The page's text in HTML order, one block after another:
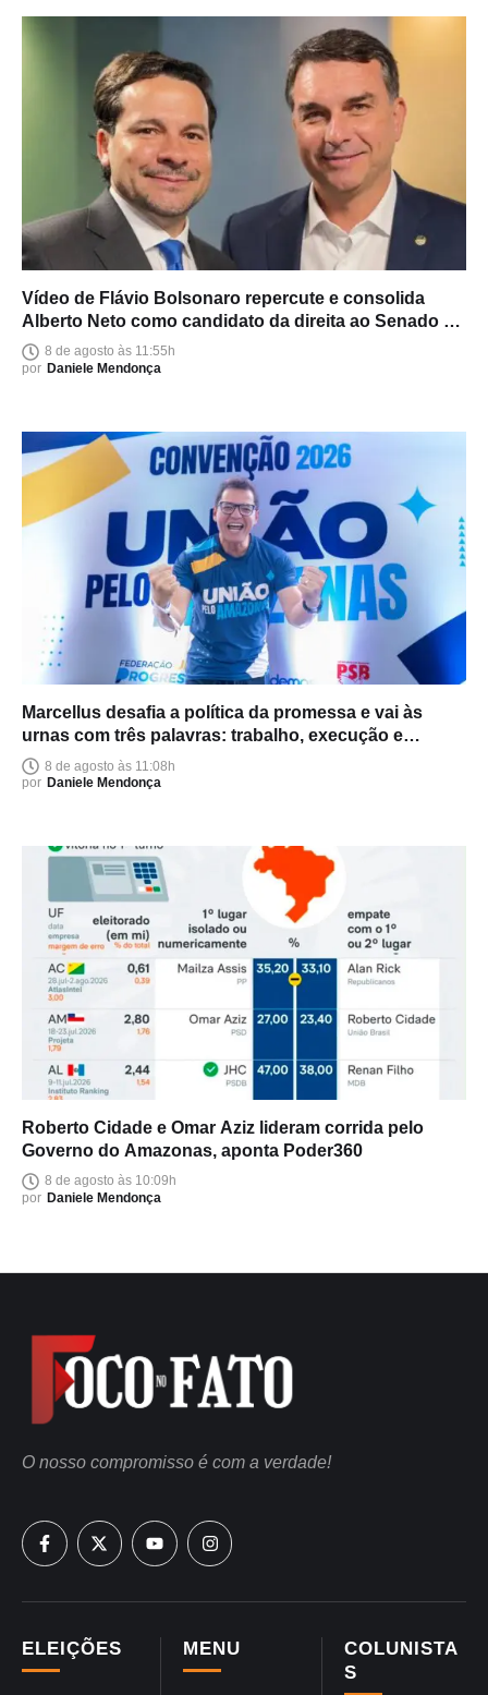
Vídeo de Flávio Bolsonaro repercute e consolida
Alberto Neto como candidato da direita ao Senado no
Amazonas
8 de agosto às 11:55h
por Daniele Mendonça
Marcellus desafia a política da promessa e vai às
urnas com três palavras: trabalho, execução e
entrega
8 de agosto às 11:08h
por Daniele Mendonça
Roberto Cidade e Omar Aziz lideram corrida pelo
Governo do Amazonas, aponta Poder360
8 de agosto às 10:09h
por Daniele Mendonça
COLUNISTA
S
MENU
ELEIÇÕES
O nosso compromisso é com a verdade!